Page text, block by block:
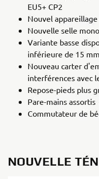
EU5+ CP2
Nouvel
Nouvelle selle
Variante basse
inférieure de 15 mm
Nouveau carter
interférences avec
Repose-pieds plus
Pare-mains assortis
Commutateur de
NOUVELLE